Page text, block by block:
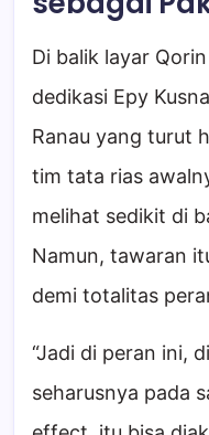
Di balik layar
dedikasi Epy
Ranau yang turut
tim tata rias
melihat sedikit di
Namun, tawaran
demi totalitas
“Jadi di peran ini,
seharusnya pada